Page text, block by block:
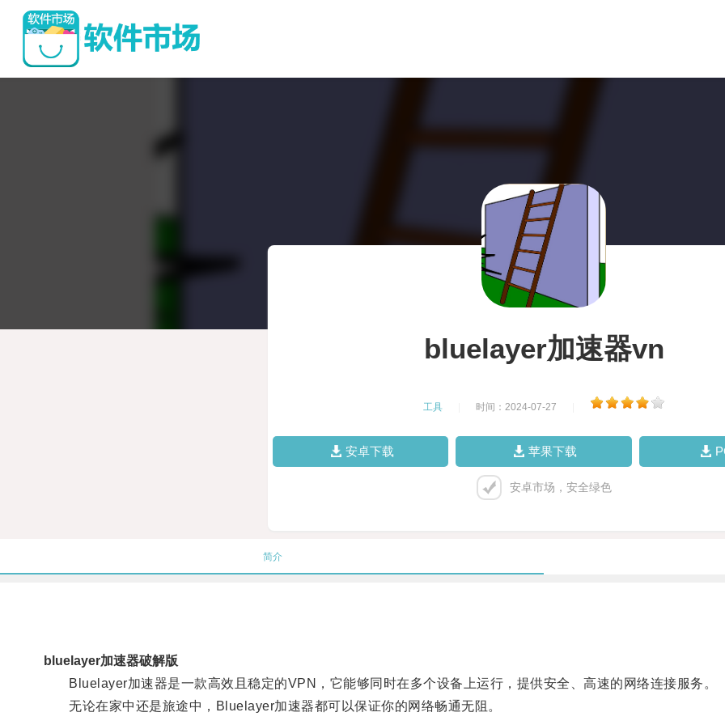
bluelayer加速器vn
工具 时间：2024-07-27
安卓下载 苹果下载
安卓市场，安全绿色
简介
bluelayer加速器破解版
Bluelayer加速器是一款高效且稳定的VPN，它能够同时在多个设备上运行，提供安全、高速的网络连接服务。
无论在家中还是旅途中，Bluelayer加速器都可以保证你的网络畅通无阻。